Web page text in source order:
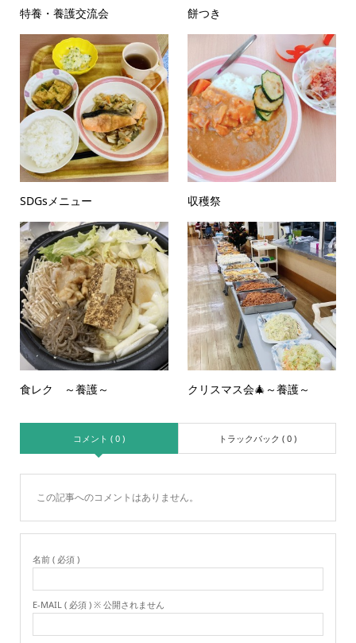
特養・養護交流会 餅つき
SDGsメニュー 収穫祭
食レク ～養護～ クリスマス会🎄～養護～
コメント ( 0 ) トラックバック ( 0 )
この記事へのコメントはありません。
名前 ( 必須 )
E-MAIL ( 必須 ) ※ 公開されません